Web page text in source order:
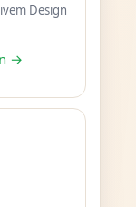
Design
→